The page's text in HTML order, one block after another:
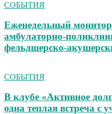
СОБЫТИЯ
Еженедельный
СОБЫТИЯ
В клубе «Активное
одна теплая встреча с